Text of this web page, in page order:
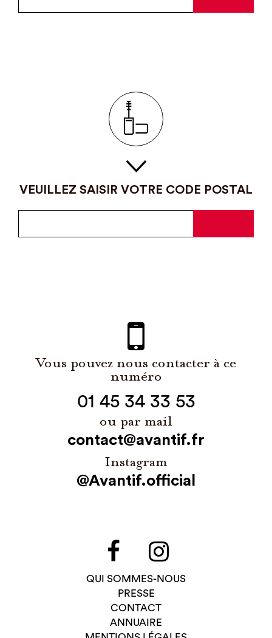
VEUILLEZ SAISIR VOTRE CODE POSTAL
Vous pouvez nous contacter à ce
numéro
01 45 34 33 53
ou par mail
contact@avantif.fr
Instagram
@Avantif.official
QUI SOMMES-NOUS
PRESSE
CONTACT
ANNUAIRE